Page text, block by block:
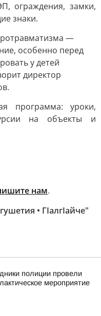
ограждения, замки,
знаки.
—
особенно перед
у детей
директор
программа: уроки,
на объекты и
нам.
• ГIалгIайче"
полиции провели
мероприятие